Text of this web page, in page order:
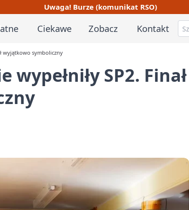
Uwaga! Burze (komunikat RSO)
Ciekawe Zobacz Kontakt
wyjątkowo symboliczny
wypełniły SP2. Finał